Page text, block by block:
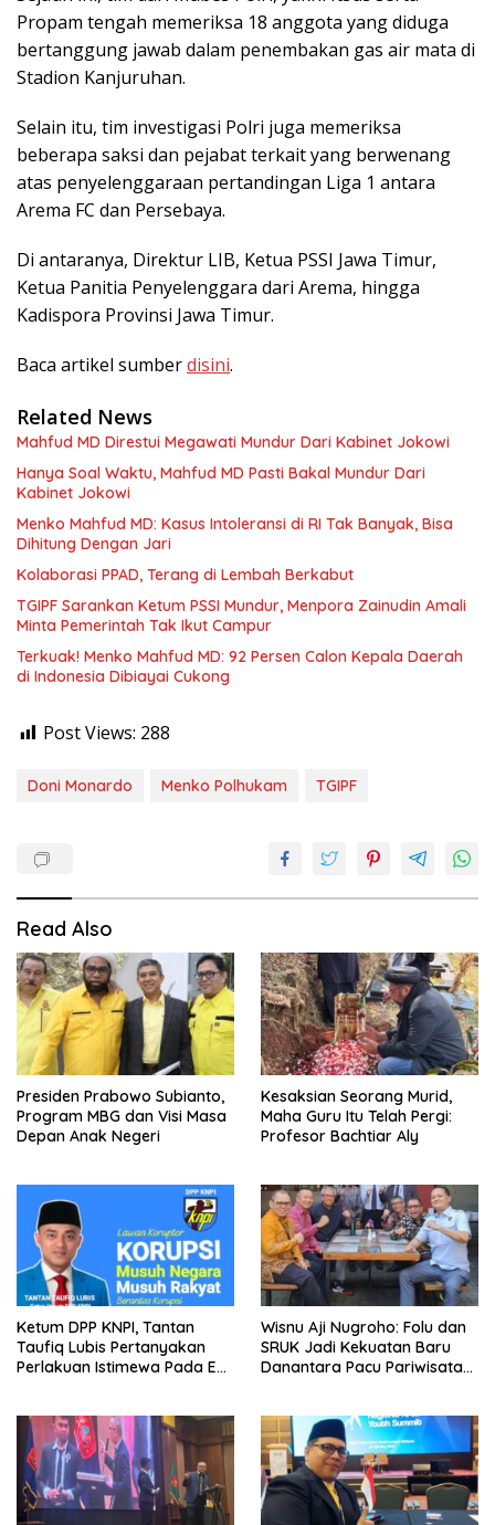
Propam tengah memeriksa 18 anggota yang diduga
bertanggung jawab dalam penembakan gas air mata di
Stadion Kanjuruhan.
Selain itu, tim investigasi Polri juga memeriksa
beberapa saksi dan pejabat terkait yang berwenang
atas penyelenggaraan pertandingan Liga 1 antara
Arema FC dan Persebaya.
Di antaranya, Direktur LIB, Ketua PSSI Jawa Timur,
Ketua Panitia Penyelenggara dari Arema, hingga
Kadispora Provinsi Jawa Timur.
Baca artikel sumberdisini.
Related News
Mahfud MD Direstui Megawati Mundur Dari Kabinet Jokowi
Hanya Soal Waktu, Mahfud MD Pasti Bakal Mundur Dari
Kabinet Jokowi
Menko Mahfud MD: Kasus Intoleransi di RI Tak Banyak, Bisa
Dihitung Dengan Jari
Kolaborasi PPAD, Terang di Lembah Berkabut
TGIPF Sarankan Ketum PSSI Mundur, Menpora Zainudin Amali
Minta Pemerintah Tak Ikut Campur
Terkuak! Menko Mahfud MD: 92 Persen Calon Kepala Daerah
di Indonesia Dibiayai Cukong
Post Views: 288
Doni Monardo Menko Polhukam TGIPF
Read Also
Presiden Prabowo Subianto,
Program MBG dan Visi Masa
Depan Anak Negeri
Kesaksian Seorang Murid,
Maha Guru Itu Telah Pergi:
Profesor Bachtiar Aly
Ketum DPP KNPI, Tantan
Taufiq Lubis Pertanyakan
Perlakuan Istimewa Pada Eks
Wisnu Aji Nugroho: Folu dan
SRUK Jadi Kekuatan Baru
Danantara Pacu Pariwisata